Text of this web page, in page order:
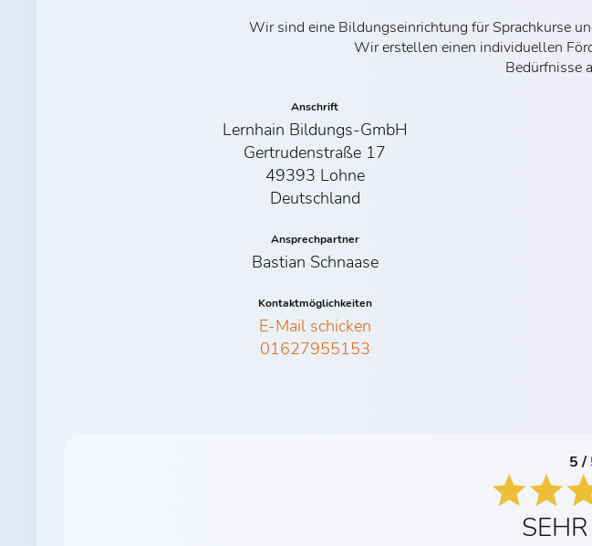
Wir sind eine Bildungseinrichtung für Sprachkurse
Wir erstellen einen individuellen
Bedürfnisse
Anschrift
Lernhain Bildungs-GmbH
Gertrudenstraße 17
49393 Lohne
Deutschland
Ansprechpartner
Bastian Schnaase
Kontaktmöglichkeiten
E-Mail schicken
01627955153
5 /